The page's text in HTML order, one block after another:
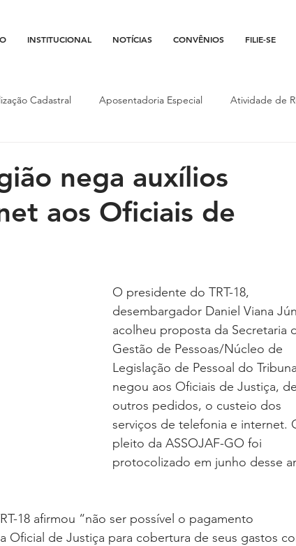
INSTITUCIONAL NOTÍCIAS CONVÊNIOS FILIE-SE
Cadastral Aposentadoria Especial Atividade de
Fiscal Justiça do Trabalho Justiça Federal
Reforma Administrativa Covid-
nega auxílios
aos Oficiais de
O presidente do TRT-18,
desembargador Daniel Viana
acolheu proposta da Secretaria
Gestão de Pessoas/Núcleo de
Legislação de Pessoal do
negou aos Oficiais de Justiça,
outros pedidos, o custeio dos
serviços de telefonia e internet.
pleito da ASSOJAF-GO foi
protocolizado em junho desse
18 afirmou “não ser possível o pagamento
Oficial de Justiça para cobertura de seus gastos